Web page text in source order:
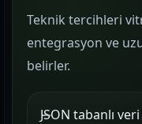
Teknik tercihleri
entegrasyon ve
belirler.
JSON tabanlı